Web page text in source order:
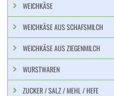
WEICHKÄSE
WEICHKÄSE AUS SCHAFSMILCH
WEICHKÄSE AUS ZIEGENMILCH
WURSTWAREN
ZUCKER / SALZ / MEHL / HEFE